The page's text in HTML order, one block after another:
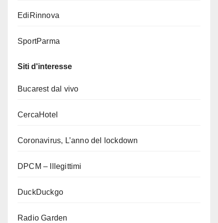
EdiRinnova
SportParma
Siti d'interesse
Bucarest dal vivo
CercaHotel
Coronavirus, L’anno del lockdown
DPCM – Illegittimi
DuckDuckgo
Radio Garden